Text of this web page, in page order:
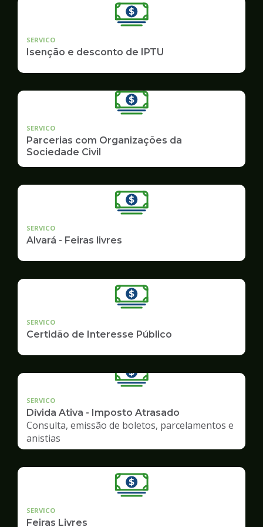
SERVICO
Isenção e desconto de IPTU
SERVICO
Parcerias com Organizações da
Sociedade Civil
SERVICO
Alvará - Feiras livres
SERVICO
Certidão de Interesse Público
SERVICO
Dívida Ativa - Imposto Atrasado
Consulta, emissão de boletos, parcelamentos e
anistias
SERVICO
Feiras Livres